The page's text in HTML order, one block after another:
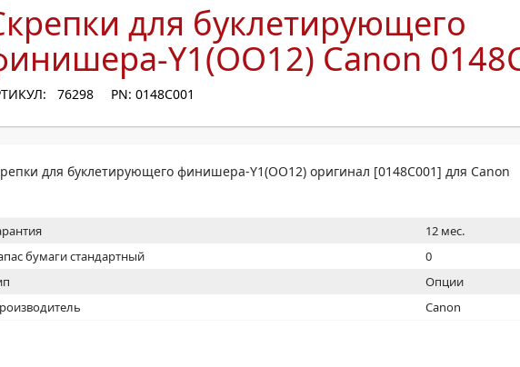
для буклетирующего
Y1(OO12) Canon
76298 PN: 0148C001
для буклетирующего финишера-Y1(OO12) оригинал [0148C001] для Canon
12 мес.
бумаги стандартный
0
Опции
Canon